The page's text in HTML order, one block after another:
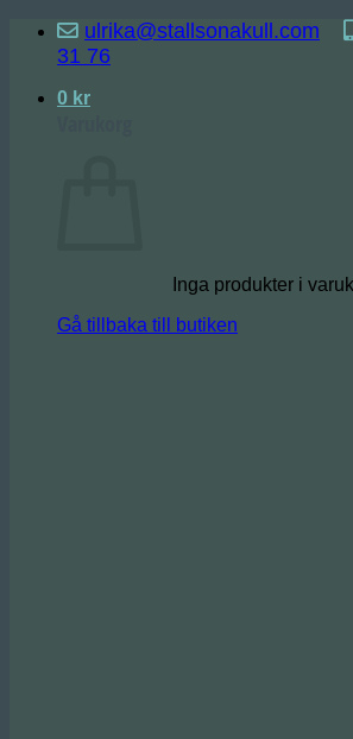
Skip
content
ulrika@stallsonakull.com
31 76
0 kr
Inga produkter i
Gå tillbaka till butiken